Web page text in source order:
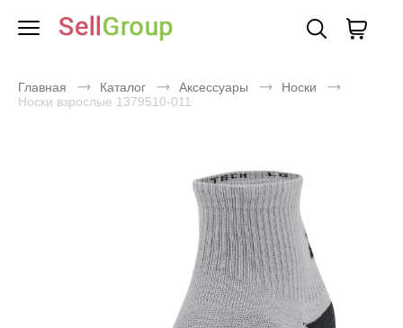
Главная Каталог Аксессуары
Носки
Носки взрослые 1379510-011